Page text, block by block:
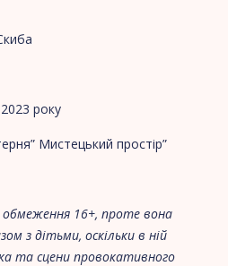
року
Мистецький простір”
обмеження 16+, проте вона
з дітьми, оскільки в ній
та сцени провокативного